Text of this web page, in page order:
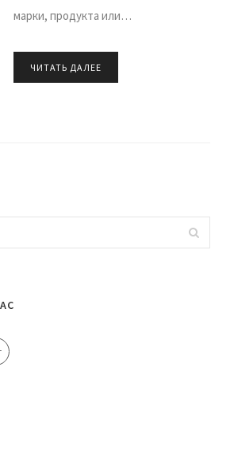
марки, продукта или…
ЧИТАТЬ ДАЛЕЕ